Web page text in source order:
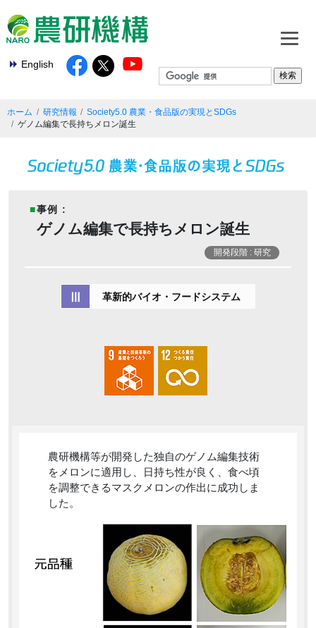
English
ホーム 研究情報
Society5.0 農業・食品版の実現とSDGs
ゲノム編集で長持ちメロン誕生
■事例 :
ゲノム編集で長持ちメロン誕生
開発段階 : 研究
革新的バイオ・フードシステム
農研機構等が開発した独自のゲノム編集技術
をメロンに適用し、日持ち性が良く、食べ頃
を調整できるマスクメロンの作出に成功しま
した。